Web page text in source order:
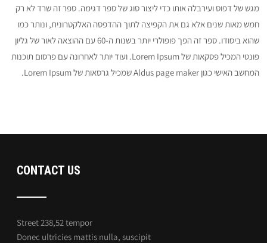
מגש של דפוס ועירבלה אותו כדי ליצור סוג של ספר דגימה. ספר זה שרד לא רק
חמש מאות שנים אלא גם את הקפיצה לתוך ההדפסה האלקטרונית, ונותר כמו
שהוא ביסודו. ספר זה הפך פופולרי יותר בשנות ה-60 עם ההוצאה לאור של גליון
פונטי המכיל פסקאות של Lorem Ipsum. ועוד יותר לאחרונה עם פרסום תוכנות
המחשב האישי כגון Aldus page maker שמכיל גרסאות של Lorem Ipsum.
CONTACT US
Street 238,52 tempor
Donec ultricies mattis nulla, suscipit